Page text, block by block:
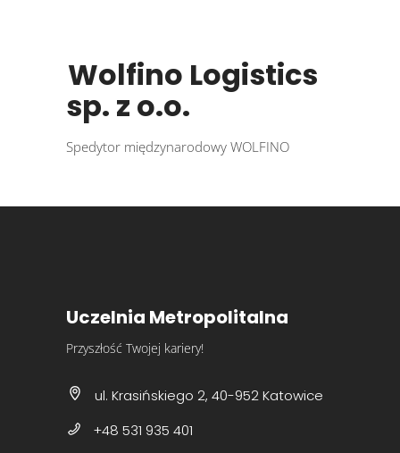
Wolfino Logistics
sp. z o.o.
Spedytor międzynarodowy WOLFINO
Uczelnia Metropolitalna
Przyszłość Twojej kariery!
ul. Krasińskiego 2, 40-952 Katowice
+48 531 935 401